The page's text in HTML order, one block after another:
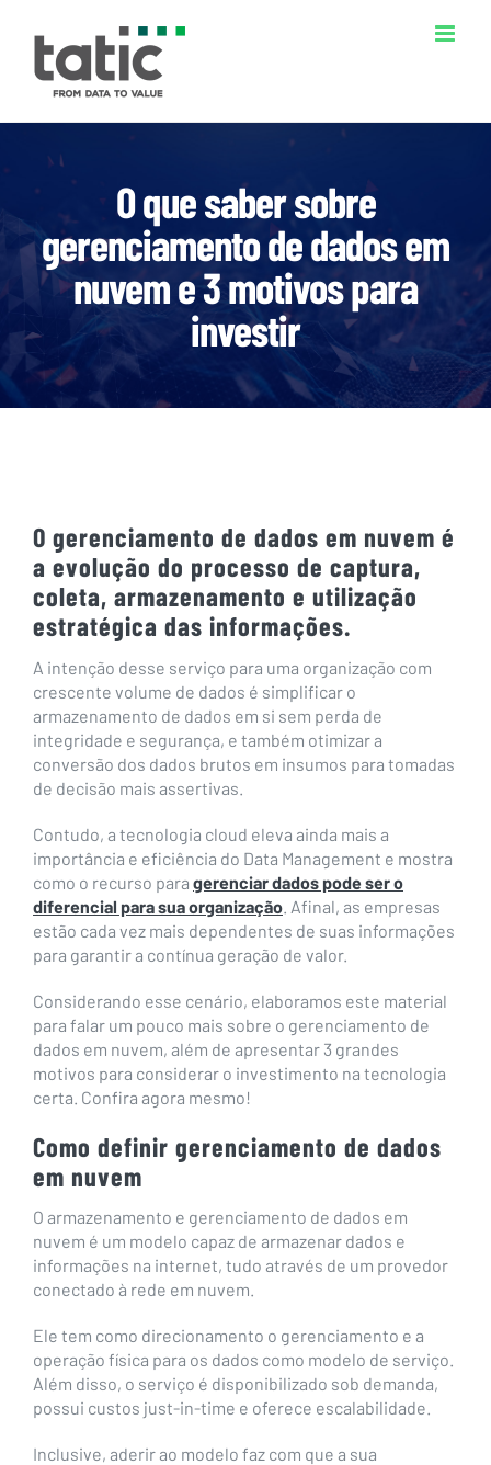
conteúdo
O que saber sobre
gerenciamento de dados em
nuvem e 3 motivos para
investir
O gerenciamento de dados em nuvem é
a evolução do processo de captura,
coleta, armazenamento e utilização
estratégica das informações.
A intenção desse serviço para uma organização com
crescente volume de dados é simplificar o
armazenamento de dados em si sem perda de
integridade e segurança, e também otimizar a
conversão dos dados brutos em insumos para tomadas
de decisão mais assertivas.
Contudo, a tecnologia cloud eleva ainda mais a
importância e eficiência do Data Management e mostra
como o recurso para gerenciar dados pode ser o
diferencial para sua organização . Afinal, as empresas
estão cada vez mais dependentes de suas informações
para garantir a contínua geração de valor.
Considerando esse cenário, elaboramos este material
para falar um pouco mais sobre o gerenciamento de
dados em nuvem, além de apresentar 3 grandes
motivos para considerar o investimento na tecnologia
certa. Confira agora mesmo!
Como definir gerenciamento de dados
em nuvem
O armazenamento e gerenciamento de dados em
nuvem é um modelo capaz de armazenar dados e
informações na internet, tudo através de um provedor
conectado à rede em nuvem.
Ele tem como direcionamento o gerenciamento e a
operação física para os dados como modelo de serviço.
Além disso, o serviço é disponibilizado sob demanda,
possui custos just-in-time e oferece escalabilidade.
Inclusive, aderir ao modelo faz com que a sua